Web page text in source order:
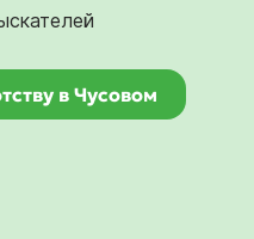
в Чусовом